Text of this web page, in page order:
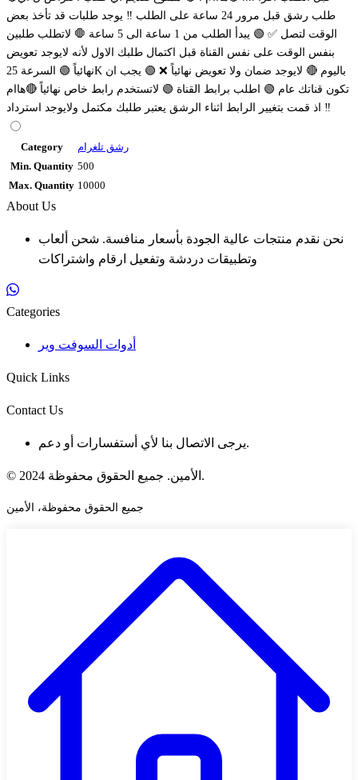
طلب رشق قبل مرور 24 ساعة على الطلب ‼️ يوجد طلبات قد تأخذ بعض
الوقت لتصل ✅ 🟢 يبدأ الطلب من 1 ساعة الى 5 ساعة 🛑 لاتطلب طلبين
بنفس الوقت على نفس القناة قبل اكتمال طلبك الاول لأنه لايوجد تعويض
نهائياً 🟢 السرعة 25K باليوم 🔴 لايوجد ضمان ولا تعويض نهائياً ❌ 🟢 يجب ان
تكون قناتك عام 🟢 اطلب برابط القناة 🟢 لاتستخدم رابط خاص نهائياً 🔴هاام
‼️ اذ قمت بتغيير الرابط اثناء الرشق يعتبر طلبك مكتمل ولايوجد استرداد
Category
رشق تلغرام
Min. Quantity 500
Max. Quantity 10000
About Us
نحن نقدم منتجات عالية الجودة بأسعار منافسة. شحن ألعاب
وتطبيقات دردشة وتفعيل ارقام واشتراكات
Categories
أدوات السوفت وير
Quick Links
Contact Us
يرجى الاتصال بنا لأي أستفسارات أو دعم.
© 2024 الأمين. جميع الحقوق محفوظة.
جميع الحقوق محفوظة، الأمين